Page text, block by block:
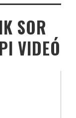
SOR
VIDEÓ